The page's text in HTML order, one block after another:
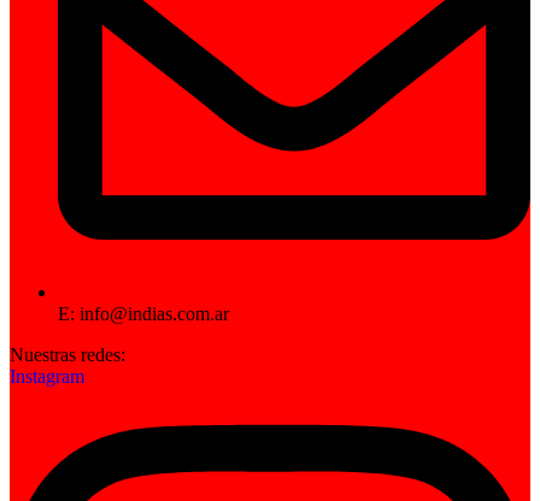
E: info@indias.com.ar
Nuestras redes:
Instagram